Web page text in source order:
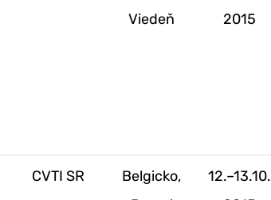
Viedeň
2015
CVTI SR
Belgicko,
12.–13.10.